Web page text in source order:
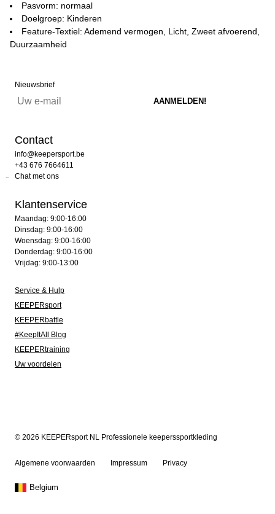
Pasvorm: normaal
Doelgroep: Kinderen
Feature-Textiel: Ademend vermogen, Licht, Zweet afvoerend,
Duurzaamheid
Nieuwsbrief
Contact
info@keepersport.be
+43 676 7664611
Chat met ons
Klantenservice
Maandag: 9:00-16:00
Dinsdag: 9:00-16:00
Woensdag: 9:00-16:00
Donderdag: 9:00-16:00
Vrijdag: 9:00-13:00
Service & Hulp
KEEPERsport
KEEPERbattle
#KeepItAll Blog
KEEPERtraining
Uw voordelen
© 2026 KEEPERsport NL Professionele keeperssportkleding
Algemene voorwaarden Impressum Privacy
Belgium